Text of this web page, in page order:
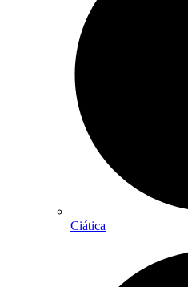
Ciática